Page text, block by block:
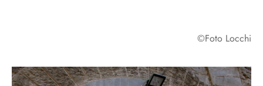
©Foto Locchi